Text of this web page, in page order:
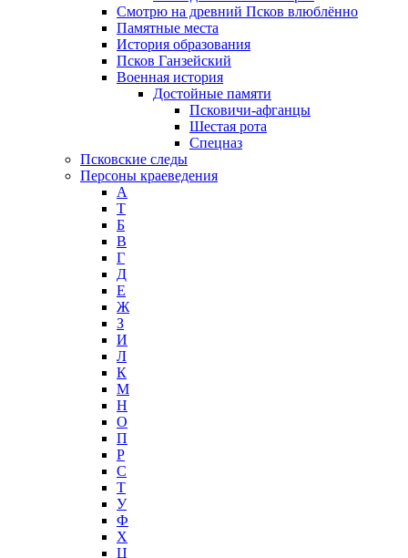
Смотрю на древний Псков влюблённо
Памятные места
История образования
Псков Ганзейский
Военная история
Достойные памяти
Псковичи-афганцы
Шестая рота
Спецназ
Псковские следы
Персоны краеведения
А
T
Б
В
Г
Д
Е
Ж
З
И
Л
К
М
Н
О
П
Р
С
Т
У
Ф
Х
Ц